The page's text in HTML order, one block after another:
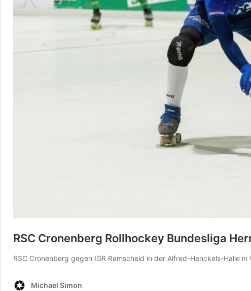
RSC Cronenberg Rollhockey Bundesliga
RSC Cronenberg gegen IGR Remscheid in der Alfred-Henckels-Halle
Michael Simon